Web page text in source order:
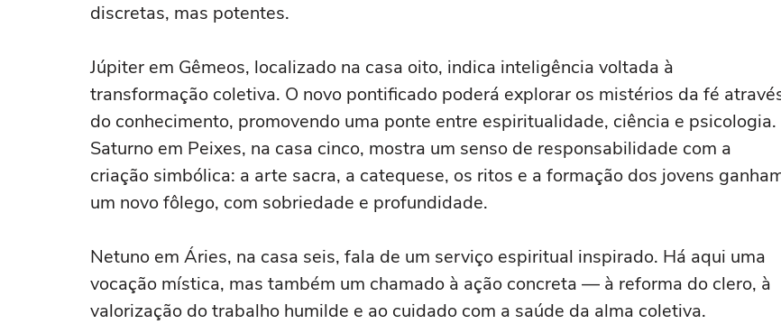
discretas, mas potentes.
Júpiter em Gêmeos, localizado na casa oito, indica inteligência voltada à
transformação coletiva. O novo pontificado poderá explorar os mistérios da fé
do conhecimento, promovendo uma ponte entre espiritualidade, ciência e psicologia.
Saturno em Peixes, na casa cinco, mostra um senso de responsabilidade com a
criação simbólica: a arte sacra, a catequese, os ritos e a formação dos jovens
um novo fôlego, com sobriedade e profundidade.
Netuno em Áries, na casa seis, fala de um serviço espiritual inspirado. Há aqui uma
vocação mística, mas também um chamado à ação concreta — à reforma do clero, à
valorização do trabalho humilde e ao cuidado com a saúde da alma coletiva.